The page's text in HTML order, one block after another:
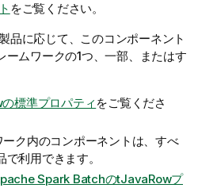
をご覧ください。
品に応じて、このコンポーネント
ームワークの1つ、一部、またはす
標準プロパティ をご覧くださ
ーク内のコンポーネントは、すべ
利用できます。
Spark BatchのtJavaRowプ